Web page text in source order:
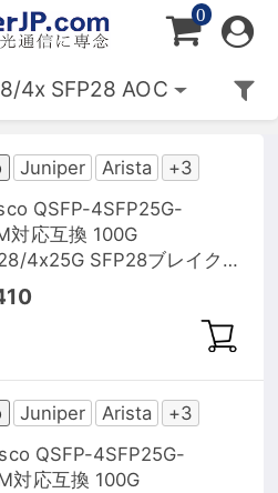
0
4x SFP28 AOC
Juniper Arista
+3
QSFP-4SFP25G-
対応互換 100G
4x25G SFP28ブレイクア
ティブオプティカルケー
）
Juniper Arista
+3
QSFP-4SFP25G-
対応互換 100G